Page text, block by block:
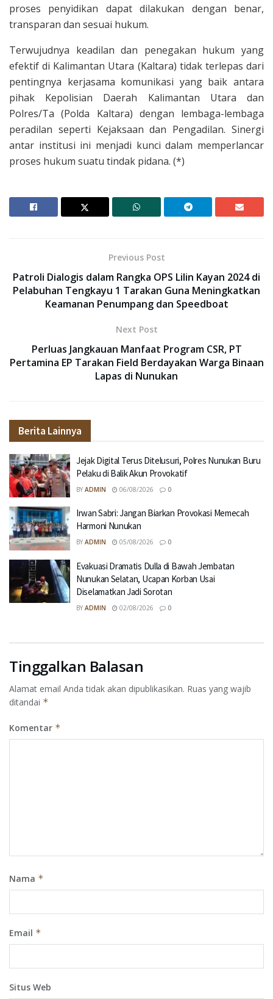
proses penyidikan dapat dilakukan dengan benar,
transparan dan sesuai hukum.
Terwujudnya keadilan dan penegakan hukum yang
efektif di Kalimantan Utara (Kaltara) tidak terlepas dari
pentingnya kerjasama komunikasi yang baik antara
pihak Kepolisian Daerah Kalimantan Utara dan
Polres/Ta (Polda Kaltara) dengan lembaga-lembaga
peradilan seperti Kejaksaan dan Pengadilan. Sinergi
antar institusi ini menjadi kunci dalam memperlancar
proses hukum suatu tindak pidana. (*)
Previous Post
Patroli Dialogis dalam Rangka OPS Lilin Kayan 2024 di
Pelabuhan Tengkayu 1 Tarakan Guna Meningkatkan
Keamanan Penumpang dan Speedboat
Next Post
Perluas Jangkauan Manfaat Program CSR, PT
Pertamina EP Tarakan Field Berdayakan Warga Binaan
Lapas di Nunukan
Berita Lainnya
Jejak Digital Terus Ditelusuri, Polres Nunukan Buru
Pelaku di Balik Akun Provokatif
BY ADMIN 06/08/2026 0
Irwan Sabri: Jangan Biarkan Provokasi Memecah
Harmoni Nunukan
BY ADMIN 05/08/2026 0
Evakuasi Dramatis Dulla di Bawah Jembatan
Nunukan Selatan, Ucapan Korban Usai
Diselamatkan Jadi Sorotan
BY ADMIN 02/08/2026 0
Tinggalkan Balasan
Alamat email Anda tidak akan dipublikasikan. Ruas yang wajib
ditandai *
Komentar *
Nama *
Email *
Situs Web